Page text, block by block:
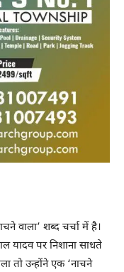
वाला’ शब्द चर्चा में है।
यादव पर निशाना साधते
तो उन्होंने एक ‘नाचने